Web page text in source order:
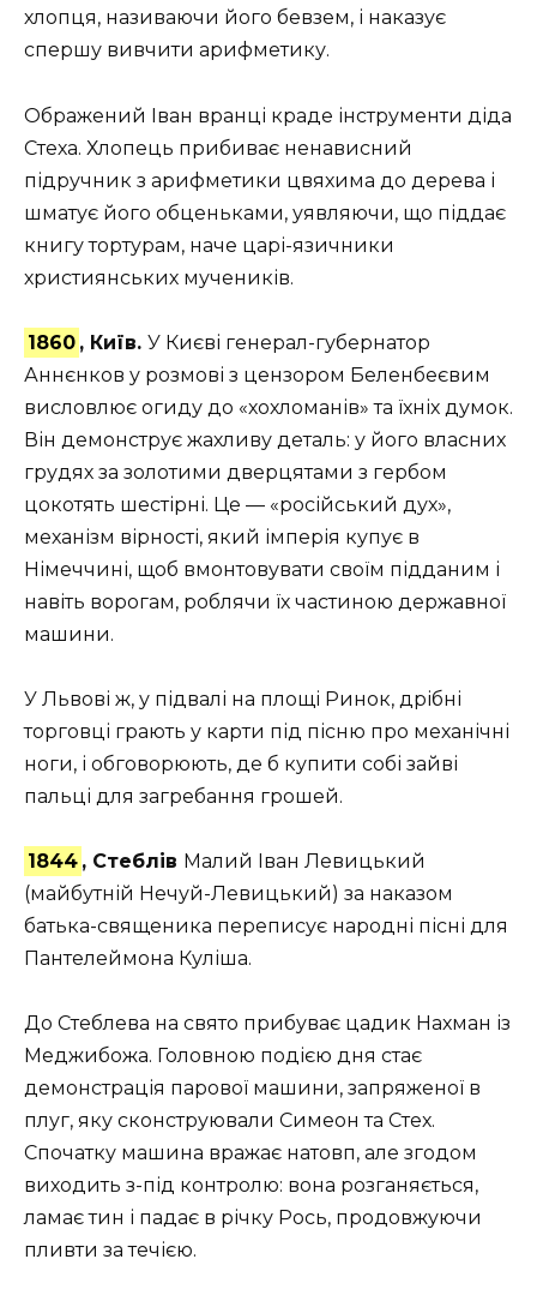
хлопця, називаючи його бевзем, і наказує
спершу вивчити арифметику.
Ображений Іван вранці краде інструменти діда
Стеха. Хлопець прибиває ненависний
підручник з арифметики цвяхима до дерева і
шматує його обценьками, уявляючи, що піддає
книгу тортурам, наче царі-язичники
християнських мучеників.
1860 , Київ.У Києві генерал-губернатор
Аннєнков у розмові з цензором Беленбеєвим
висловлює огиду до «хохломанів» та їхніх думок.
Він демонструє жахливу деталь: у його власних
грудях за золотими дверцятами з гербом
цокотять шестірні. Це — «російський дух»,
механізм вірності, який імперія купує в
Німеччині, щоб вмонтовувати своїм підданим і
навіть ворогам, роблячи їх частиною державної
машини.
У Львові ж, у підвалі на площі Ринок, дрібні
торговці грають у карти під пісню про механічні
ноги, і обговорюють, де б купити собі зайві
пальці для загребання грошей.
1844 , Стеблів Малий Іван Левицький
(майбутній Нечуй-Левицький) за наказом
батька-священика переписує народні пісні для
Пантелеймона Куліша.
До Стеблева на свято прибуває цадик Нахман із
Меджибожа. Головною подією дня стає
демонстрація парової машини, запряженої в
плуг, яку сконструювали Симеон та Стех.
Спочатку машина вражає натовп, але згодом
виходить з-під контролю: вона розганяється,
ламає тин і падає в річку Рось, продовжуючи
пливти за течією.